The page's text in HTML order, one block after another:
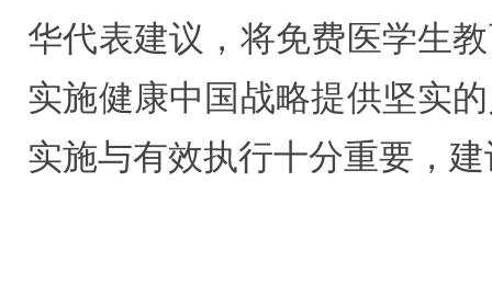
华代表建议，将免费医学生
实施健康中国战略提供坚实
实施与有效执行十分重要，